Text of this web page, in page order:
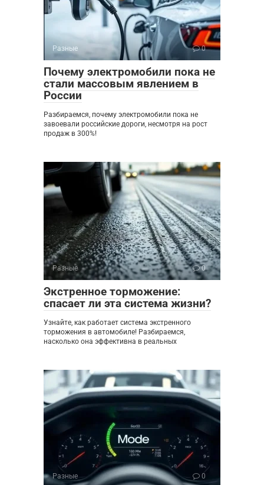
Разные 0
Почему электромобили пока не
стали массовым явлением в
России
Разбираемся, почему электромобили пока не
завоевали российские дороги, несмотря на рост
продаж в 300%!
Разные 0
Экстренное торможение:
спасает ли эта система жизни?
Узнайте, как работает система экстренного
торможения в автомобиле! Разбираемся,
насколько она эффективна в реальных
Разные 0